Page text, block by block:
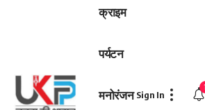
क्राइम
पर्यटन
मनोरंजन Sign In
1